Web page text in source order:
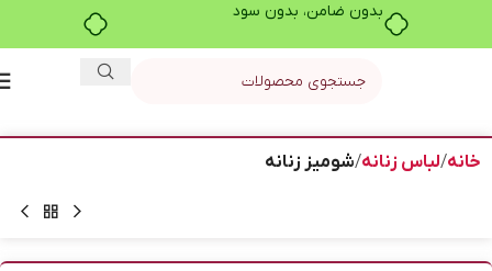
بدون ضامن، بدون سود
خانه لباس زنانه شومیز زنانه